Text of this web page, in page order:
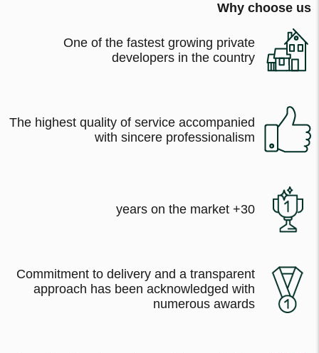
Why choose us
One of the fastest growing private
developers in the country
The highest quality of service accompanied
with sincere professionalism
30+ years on the market
Commitment to delivery and a transparent
approach has been acknowledged with
numerous awards